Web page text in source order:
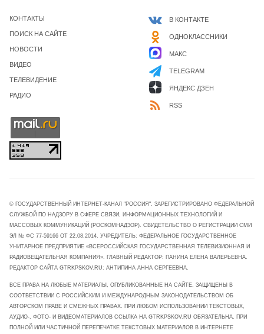
КОНТАКТЫ
ПОИСК НА САЙТЕ
НОВОСТИ
ВИДЕО
ТЕЛЕВИДЕНИЕ
РАДИО
В КОНТАКТЕ
ОДНОКЛАССНИКИ
МАКС
TELEGRAM
ЯНДЕКС ДЗЕН
RSS
© ГОСУДАРСТВЕННЫЙ ИНТЕРНЕТ-КАНАЛ "РОССИЯ". ЗАРЕГИСТРИРОВАНО ФЕДЕРАЛЬНОЙ
СЛУЖБОЙ ПО НАДЗОРУ В СФЕРЕ СВЯЗИ, ИНФОРМАЦИОННЫХ ТЕХНОЛОГИЙ И
МАССОВЫХ КОММУНИКАЦИЙ (РОСКОМНАДЗОР). СВИДЕТЕЛЬСТВО О РЕГИСТРАЦИИ СМИ
ЭЛ № ФС 77-59166 ОТ 22.08.2014. УЧРЕДИТЕЛЬ: ФЕДЕРАЛЬНОЕ ГОСУДАРСТВЕННОЕ
УНИТАРНОЕ ПРЕДПРИЯТИЕ «ВСЕРОССИЙСКАЯ ГОСУДАРСТВЕННАЯ ТЕЛЕВИЗИОННАЯ И
РАДИОВЕЩАТЕЛЬНАЯ КОМПАНИЯ». ГЛАВНЫЙ РЕДАКТОР: ПАНИНА ЕЛЕНА ВАЛЕРЬЕВНА.
РЕДАКТОР САЙТА GTRKPSKOV.RU: АНТИПИНА АННА СЕРГЕЕВНА.
ВСЕ ПРАВА НА ЛЮБЫЕ МАТЕРИАЛЫ, ОПУБЛИКОВАННЫЕ НА САЙТЕ, ЗАЩИЩЕНЫ В
СООТВЕТСТВИИ С РОССИЙСКИМ И МЕЖДУНАРОДНЫМ ЗАКОНОДАТЕЛЬСТВОМ ОБ
АВТОРСКОМ ПРАВЕ И СМЕЖНЫХ ПРАВАХ. ПРИ ЛЮБОМ ИСПОЛЬЗОВАНИИ ТЕКСТОВЫХ,
АУДИО-, ФОТО- И ВИДЕОМАТЕРИАЛОВ ССЫЛКА НА GTRKPSKOV.RU ОБЯЗАТЕЛЬНА. ПРИ
ПОЛНОЙ ИЛИ ЧАСТИЧНОЙ ПЕРЕПЕЧАТКЕ ТЕКСТОВЫХ МАТЕРИАЛОВ В ИНТЕРНЕТЕ